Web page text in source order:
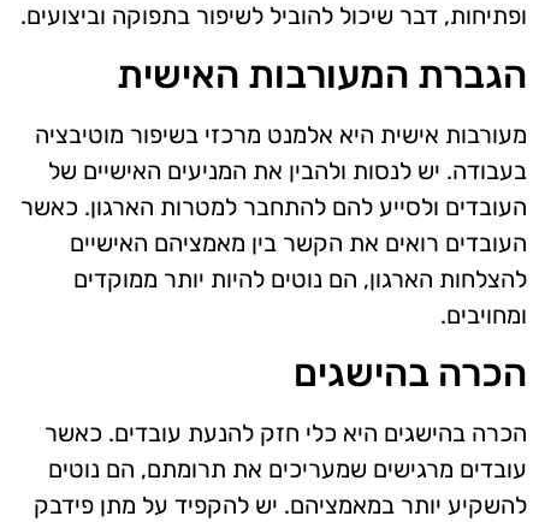
ופתיחות, דבר שיכול להוביל לשיפור בתפוקה וביצועים.
הגברת המעורבות האישית
מעורבות אישית היא אלמנט מרכזי בשיפור מוטיבציה
בעבודה. יש לנסות ולהבין את המניעים האישיים של
העובדים ולסייע להם להתחבר למטרות הארגון. כאשר
העובדים רואים את הקשר בין מאמציהם האישיים
להצלחות הארגון, הם נוטים להיות יותר ממוקדים
ומחויבים.
הכרה בהישגים
הכרה בהישגים היא כלי חזק להנעת עובדים. כאשר
עובדים מרגישים שמעריכים את תרומתם, הם נוטים
להשקיע יותר במאמציהם. יש להקפיד על מתן פידבק